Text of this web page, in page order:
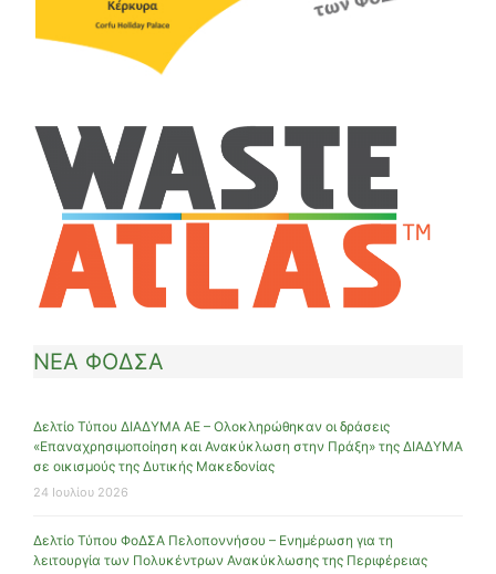
ΝΕΑ ΦΟΔΣΑ
Δελτίο Τύπου ΔΙΑΔΥΜΑ ΑΕ – Ολοκληρώθηκαν οι δράσεις
«Επαναχρησιμοποίηση και Ανακύκλωση στην Πράξη» της ΔΙΑΔΥΜΑ
σε οικισμούς της Δυτικής Μακεδονίας
24 Ιουλίου 2026
Δελτίο Τύπου ΦοΔΣΑ Πελοποννήσου – Ενημέρωση για τη
λειτουργία των Πολυκέντρων Ανακύκλωσης της Περιφέρειας